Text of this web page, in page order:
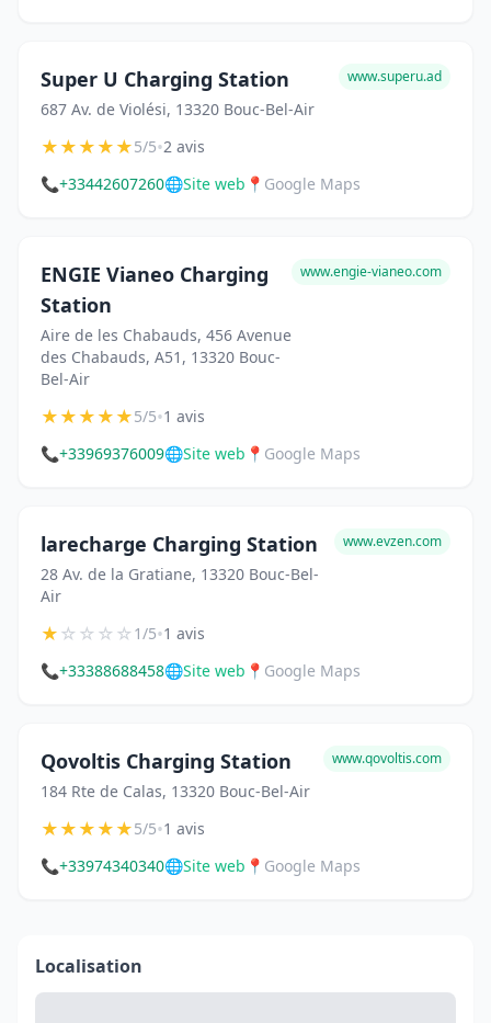
Super U Charging Station
687 Av. de Violési, 13320 Bouc-Bel-Air
www.superu.ad
★★★★★5/5•2 avis
📞+33442607260🌐Site web 📍 Google Maps
ENGIE Vianeo Charging
Station
Aire de les Chabauds, 456 Avenue
des Chabauds, A51, 13320 Bouc-
Bel-Air
www.engie-vianeo.com
★★★★★5/5•1 avis
📞+33969376009🌐Site web 📍 Google Maps
larecharge Charging Station
28 Av. de la Gratiane, 13320 Bouc-Bel-
Air
www.evzen.com
★☆☆☆☆1/5•1 avis
📞+33388688458🌐Site web 📍 Google Maps
Qovoltis Charging Station
184 Rte de Calas, 13320 Bouc-Bel-Air
www.qovoltis.com
★★★★★5/5•1 avis
📞+33974340340🌐Site web 📍 Google Maps
Localisation